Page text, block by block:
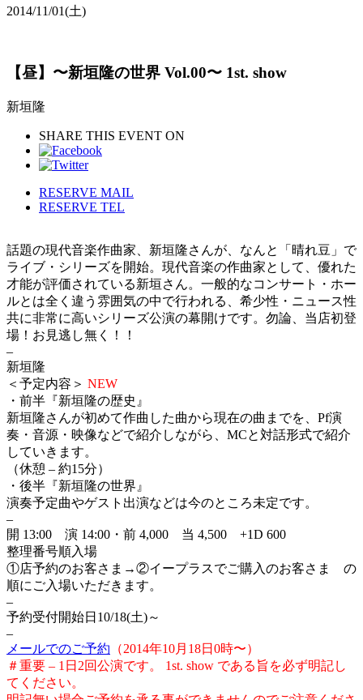
2014/11/01(土)
【昼】〜新垣隆の世界 Vol.00〜 1st. show
新垣隆
SHARE THIS EVENT ON
RESERVE MAIL
RESERVE TEL
話題の現代音楽作曲家、新垣隆さんが、なんと「晴れ豆」で
ライブ・シリーズを開始。現代音楽の作曲家として、優れた
才能が評価されている新垣さん。一般的なコンサート・ホー
ルとは全く違う雰囲気の中で行われる、希少性・ニュース性
共に非常に高いシリーズ公演の幕開けです。勿論、当店初登
場！お見逃し無く！！
–
新垣隆
＜予定内容＞ NEW
・前半『新垣隆の歴史』
新垣隆さんが初めて作曲した曲から現在の曲までを、Pf演
奏・音源・映像などで紹介しながら、MCと対話形式で紹介
していきます。
（休憩 – 約15分）
・後半『新垣隆の世界』
演奏予定曲やゲスト出演などは今のところ未定です。
–
開 13:00 演 14:00・前 4,000 当 4,500 +1D 600
整理番号順入場
①店予約のお客さま→②イープラスでご購入のお客さま の
順にご入場いただきます。
–
予約受付開始日10/18(土)～
–
メールでのご予約 （2014年10月18日0時〜）
＃重要 – 1日2回公演です。 1st. show である旨を必ず明記し
てください。